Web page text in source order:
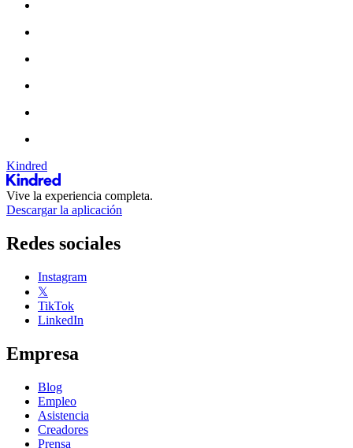
Kindred
Vive la experiencia completa.
Descargar la aplicación
Redes sociales
Instagram
𝕏
TikTok
LinkedIn
Empresa
Blog
Empleo
Asistencia
Creadores
Prensa